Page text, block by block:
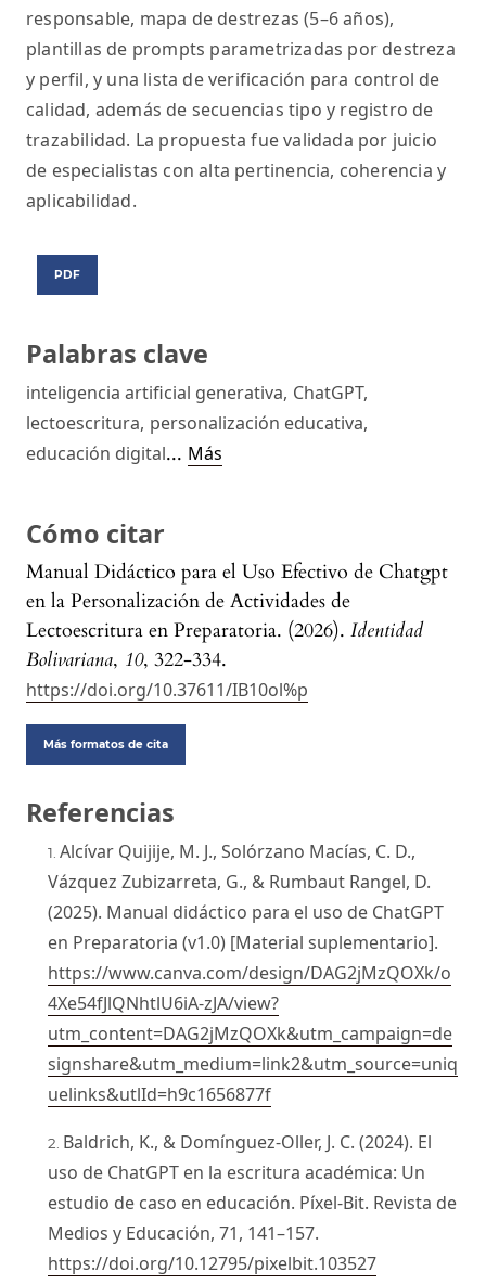
Palabras clave
inteligencia artificial generativa, ChatGPT,
lectoescritura, personalización educativa,
educación digital... Más
Cómo citar
Manual Didáctico para el Uso Efectivo de Chatgpt
en la Personalización de Actividades de
Lectoescritura en Preparatoria. (2026). Identidad
Bolivariana, 10, 322-334.
https://doi.org/10.37611/IB10ol%p
Más formatos de cita
responsable, mapa de destrezas (5–6 años),
plantillas de prompts parametrizadas por destreza
y perfil, y una lista de verificación para control de
calidad, además de secuencias tipo y registro de
trazabilidad. La propuesta fue validada por juicio
de especialistas con alta pertinencia, coherencia y
aplicabilidad.
PDF
Referencias
Alcívar Quijije, M. J., Solórzano Macías, C. D.,
Vázquez Zubizarreta, G., & Rumbaut Rangel, D.
(2025). Manual didáctico para el uso de ChatGPT
en Preparatoria (v1.0) [Material suplementario].
https://www.canva.com/design/DAG2jMzQOXk/o
4Xe54fJlQNhtlU6iA-zJA/view?
utm_content=DAG2jMzQOXk&utm_campaign=de
signshare&utm_medium=link2&utm_source=uniq
uelinks&utlId=h9c1656877f
Baldrich, K., & Domínguez-Oller, J. C. (2024). El
uso de ChatGPT en la escritura académica: Un
estudio de caso en educación. Píxel-Bit. Revista de
Medios y Educación, 71, 141–157.
https://doi.org/10.12795/pixelbit.103527